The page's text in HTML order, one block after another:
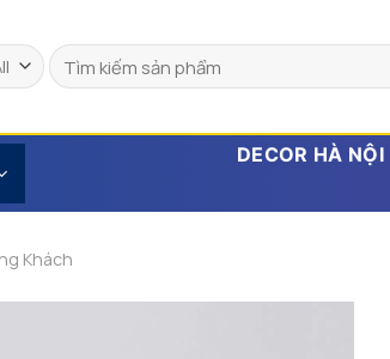
Tìm
kiếm:
DECOR HÀ NỘI
Khách